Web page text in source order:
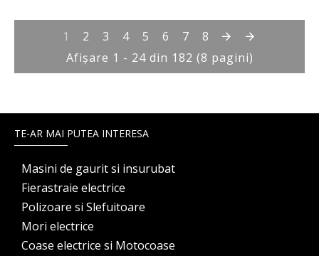
1 2 3 4 5 6 7
8
Afişare 1 - 24 din 182 (8 pagini)
TE-AR MAI PUTEA INTERESA
Masini de gaurit si insurubat
Fierastraie electrice
Polizoare si Slefuitoare
Mori electrice
Coase electrice si Motocoase